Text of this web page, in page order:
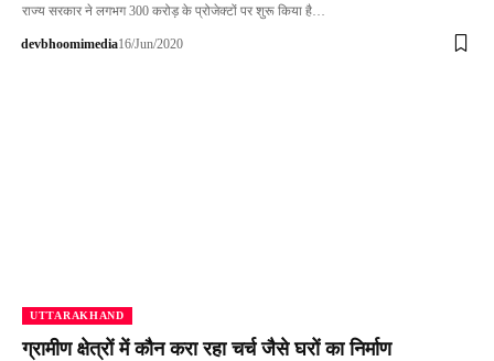
राज्य सरकार ने लगभग 300 करोड़ के प्रोजेक्टों पर शुरू किया है…
devbhoomimedia16/Jun/2020
UTTARAKHAND
ग्रामीण क्षेत्रों में कौन करा रहा चर्च जैसे घरों का निर्माण